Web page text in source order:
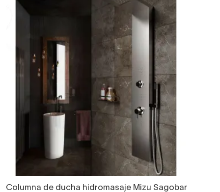
Columna de ducha hidromasaje Mizu Sagobar